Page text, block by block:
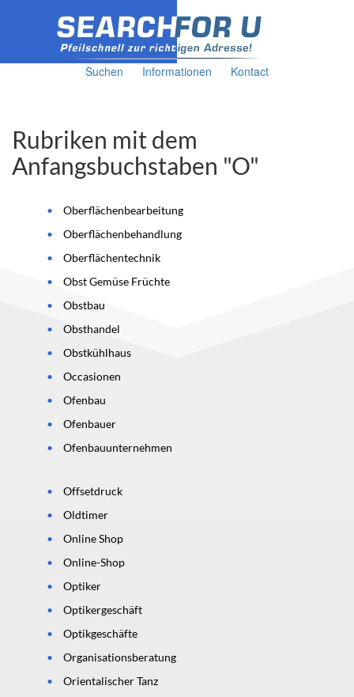
Suchen Informationen Kontact
Rubriken mit dem
Anfangsbuchstaben "O"
Oberflächenbearbeitung
Oberflächenbehandlung
Oberflächentechnik
Obst Gemüse Früchte
Obstbau
Obsthandel
Obstkühlhaus
Occasionen
Ofenbau
Ofenbauer
Ofenbauunternehmen
Offsetdruck
Oldtimer
Online Shop
Online-Shop
Optiker
Optikergeschäft
Optikgeschäfte
Organisationsberatung
Orientalischer Tanz